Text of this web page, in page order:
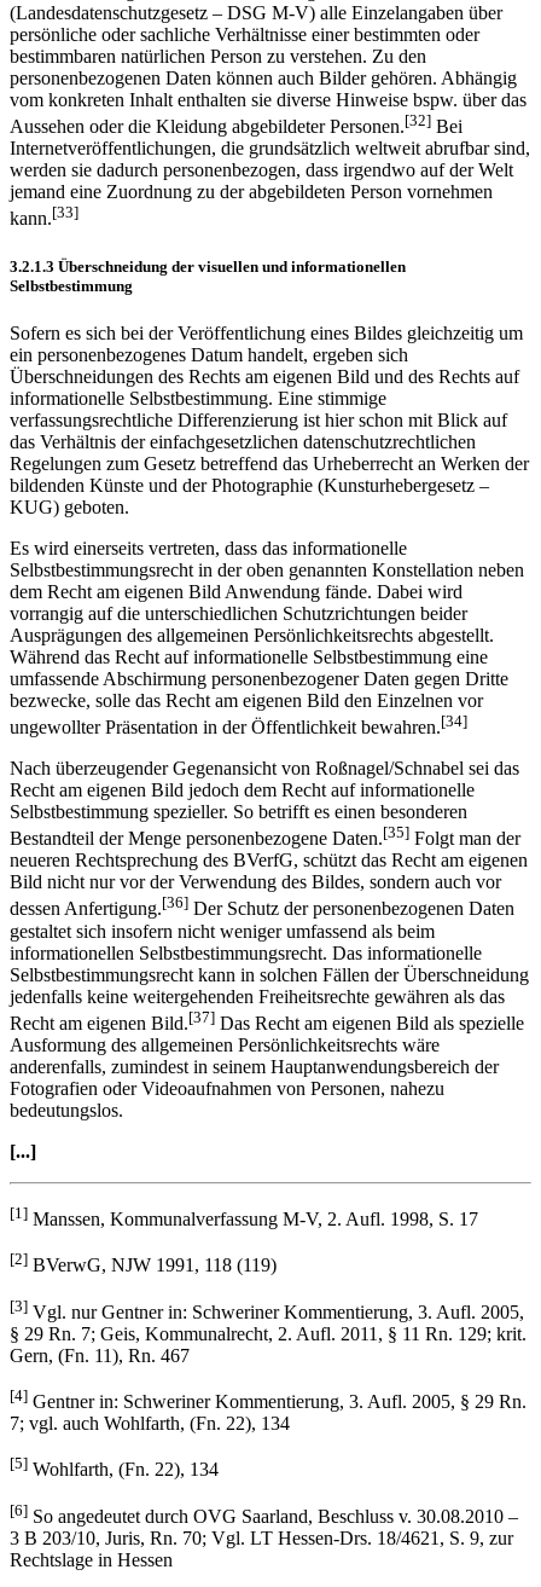
personenbezogenen Daten sind nach § 3 Abs. 1 des Gesetzes zum
Schutz des Bürgers bei der Verarbeitung seiner Daten
(Landesdatenschutzgesetz – DSG M-V) alle Einzelangaben über
persönliche oder sachliche Verhältnisse einer bestimmten oder
bestimmbaren natürlichen Person zu verstehen. Zu den
personenbezogenen Daten können auch Bilder gehören. Abhängig
vom konkreten Inhalt enthalten sie diverse Hinweise bspw. über das
Aussehen oder die Kleidung abgebildeter Personen.[32]Bei
Internetveröffentlichungen, die grundsätzlich weltweit abrufbar sind,
werden sie dadurch personenbezogen, dass irgendwo auf der Welt
kann. [33]
Selbstbestimmung
Sofern es sich bei der Veröffentlichung eines Bildes gleichzeitig um
ein personenbezogenes Datum handelt, ergeben sich
Überschneidungen des Rechts am eigenen Bild und des Rechts auf
informationelle Selbstbestimmung. Eine stimmige
verfassungsrechtliche Differenzierung ist hier schon mit Blick auf
das Verhältnis der einfachgesetzlichen datenschutzrechtlichen
Regelungen zum Gesetz betreffend das Urheberrecht an Werken der
KUG) geboten.
Es wird einerseits vertreten, dass das informationelle
Selbstbestimmungsrecht in der oben genannten Konstellation neben
dem Recht am eigenen Bild Anwendung fände. Dabei wird
vorrangig auf die unterschiedlichen Schutzrichtungen beider
Ausprägungen des allgemeinen Persönlichkeitsrechts abgestellt.
Während das Recht auf informationelle Selbstbestimmung eine
umfassende Abschirmung personenbezogener Daten gegen Dritte
bezwecke, solle das Recht am eigenen Bild den Einzelnen vor
ungewollter Präsentation in der Öffentlichkeit bewahren.[34]
Nach überzeugender Gegenansicht von Roßnagel/Schnabel sei das
Recht am eigenen Bild jedoch dem Recht auf informationelle
Selbstbestimmung spezieller. So betrifft es einen besonderen
Bestandteil der Menge personenbezogene Daten.[35]Folgt man der
neueren Rechtsprechung des BVerfG, schützt das Recht am eigenen
Bild nicht nur vor der Verwendung des Bildes, sondern auch vor
dessen Anfertigung.[36]Der Schutz der personenbezogenen Daten
gestaltet sich insofern nicht weniger umfassend als beim
informationellen Selbstbestimmungsrecht. Das informationelle
Selbstbestimmungsrecht kann in solchen Fällen der Überschneidung
jedenfalls keine weitergehenden Freiheitsrechte gewähren als das
Recht am eigenen Bild. [37]Das Recht am eigenen Bild als spezielle
Ausformung des allgemeinen Persönlichkeitsrechts wäre
anderenfalls, zumindest in seinem Hauptanwendungsbereich der
bedeutungslos.
[1] Manssen, Kommunalverfassung M-V, 2. Aufl. 1998, S. 17
[2] BVerwG, NJW 1991, 118 (119)
[3]Vgl. nur Gentner in: Schweriner Kommentierung, 3. Aufl. 2005,
Gern, (Fn. 11), Rn. 467
7; vgl. auch Wohlfarth, (Fn. 22), 134
[5] Wohlfarth, (Fn. 22), 134
[6]So angedeutet durch OVG Saarland, Beschluss v. 30.08.2010 –